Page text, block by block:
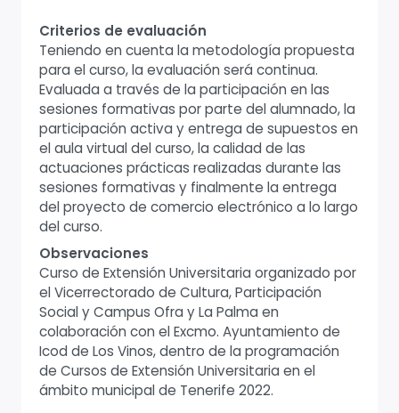
Criterios de evaluación
Teniendo en cuenta la metodología propuesta
para el curso, la evaluación será continua.
Evaluada a través de la participación en las
sesiones formativas por parte del alumnado, la
participación activa y entrega de supuestos en
el aula virtual del curso, la calidad de las
actuaciones prácticas realizadas durante las
sesiones formativas y finalmente la entrega
del proyecto de comercio electrónico a lo largo
del curso.
Observaciones
Curso de Extensión Universitaria organizado por
el Vicerrectorado de Cultura, Participación
Social y Campus Ofra y La Palma en
colaboración con el Excmo. Ayuntamiento de
Icod de Los Vinos, dentro de la programación
de Cursos de Extensión Universitaria en el
ámbito municipal de Tenerife 2022.